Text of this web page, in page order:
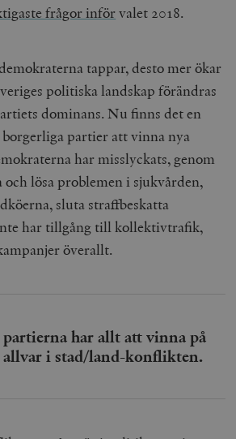
frågor införvalet 2018.
tappar, desto mer ökar
politiska landskap förändras
dominans. Nu finns det en
partier att vinna nya
har misslyckats, genom
lösa problemen i sjukvården,
sluta straffbeskatta
har tillgång till kollektivtrafik,
överallt.
har allt att vinna på
allvar i stad/land-konflikten.